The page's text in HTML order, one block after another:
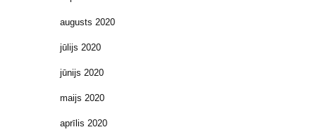
augusts 2020
jūlijs 2020
jūnijs 2020
maijs 2020
aprīlis 2020